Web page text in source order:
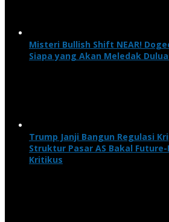
Misteri Bullish Shift NEAR!
Siapa yang Akan Meledak
Trump Janji Bangun Regulasi
Struktur Pasar AS Bakal
Kritikus